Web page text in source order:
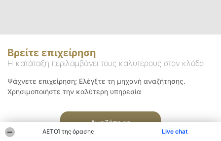
ΑΕΤΟΊ της όρασης Live chat
Βρείτε επιχείρηση
Η κατάταξη περιλαμβάνει τους καλύτερους στον κλάδο
Ψάχνετε επιχείρηση; Ελέγξτε τη μηχανή αναζήτησης.
Χρησιμοποιήστε την καλύτερη υπηρεσία
Αναζήτηση